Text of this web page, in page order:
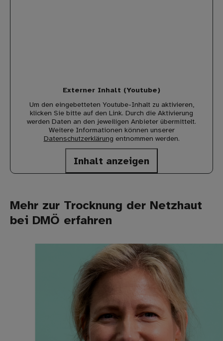
Externer Inhalt (Youtube)
Um den eingebetteten Youtube-Inhalt zu aktivieren,
klicken Sie bitte auf den Link. Durch die Aktivierung
werden Daten an den jeweiligen Anbieter übermittelt.
Weitere Informationen können unserer
Datenschutzerklärung entnommen werden.
Inhalt anzeigen
Mehr zur Trocknung der Netzhaut
bei DMÖ erfahren